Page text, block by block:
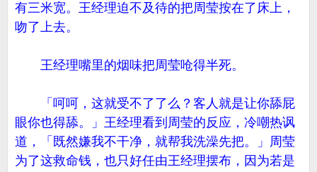
有三米宽。王经理迫不及待的把周莹按在了床上，
吻了上去。
王经理嘴里的烟味把周莹呛得半死。
「呵呵，这就受不了了么？客人就是让你舔屁
眼你也得舔。」王经理看到周莹的反应，冷嘲热讽
道，「既然嫌我不干净，就帮我洗澡先把。」周莹
为了这救命钱，也只好任由王经理摆布，因为若是